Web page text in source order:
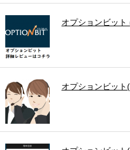
オプションビット
オプションビット